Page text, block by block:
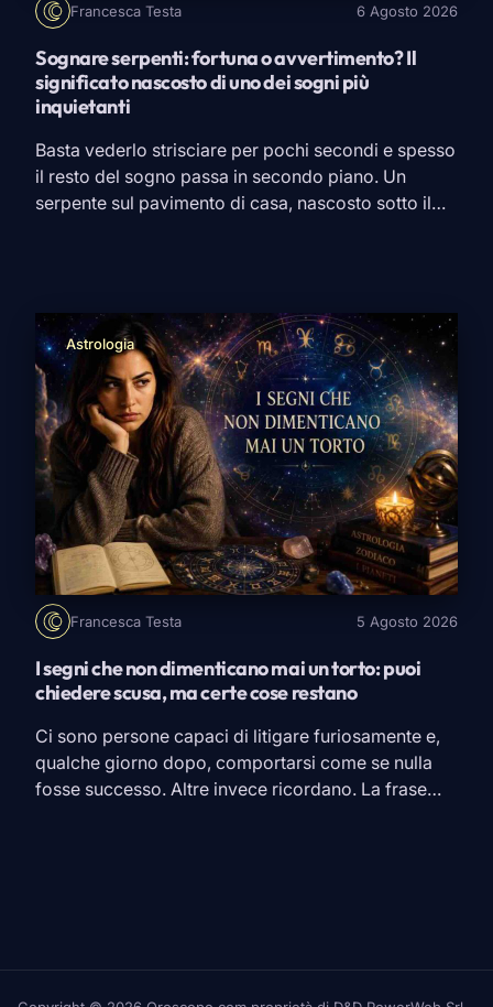
Francesca Testa 6 Agosto 2026
Sognare serpenti: fortuna o avvertimento? Il
significato nascosto di uno dei sogni più
inquietanti
Basta vederlo strisciare per pochi secondi e spesso
il resto del sogno passa in secondo piano. Un
serpente sul pavimento di casa, nascosto sotto il
serpente? È uno dei simboli più […]
Astrologia
Francesca Testa 5 Agosto 2026
I segni che non dimenticano mai un torto: puoi
chiedere scusa, ma certe cose restano
Ci sono persone capaci di litigare furiosamente e,
qualche giorno dopo, comportarsi come se nulla
fosse successo. Altre invece ricordano. La frase